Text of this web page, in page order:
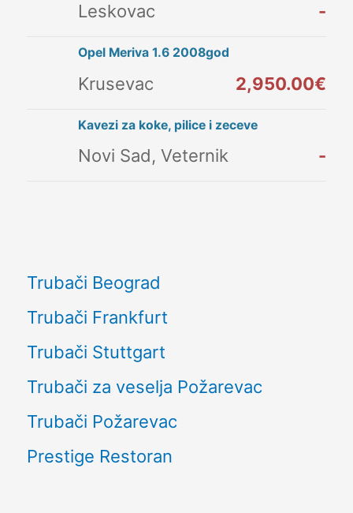
Leskovac -
Opel Meriva 1.6 2008god
Krusevac 2,950.00€
Kavezi za koke, pilice i zeceve
Novi Sad, Veternik -
Trubači Beograd
Trubači Frankfurt
Trubači Stuttgart
Trubači za veselja Požarevac
Trubači Požarevac
Prestige Restoran